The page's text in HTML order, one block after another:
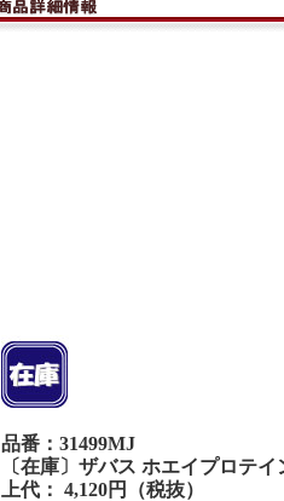
品番：31499MJ
〔在庫〕ザバス ホエイプロテ
上代： 4,120円（税抜）